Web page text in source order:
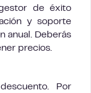
de éxito
y soporte
anual. Deberás
precios.
Por